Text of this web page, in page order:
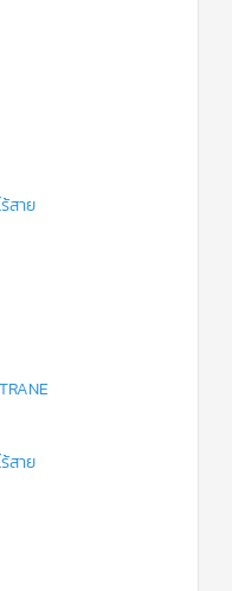
สาย
สาย